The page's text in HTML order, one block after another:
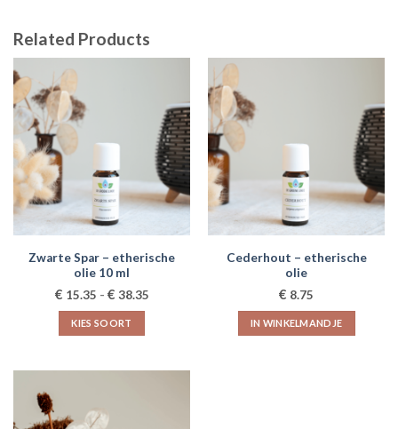
Related Products
Zwarte Spar – etherische
olie 10 ml
€ 15.35 - € 38.35Prijsklasse:
KIES SOORT
variaties.
Cederhout – etherische
olie
€ 8.75
IN WINKELMANDJE